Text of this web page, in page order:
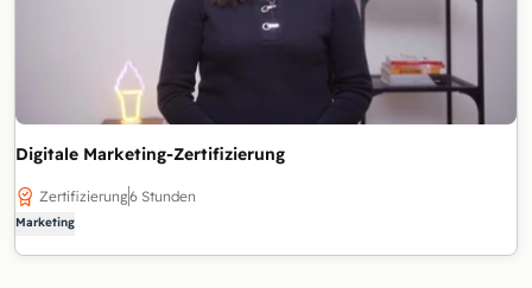
Digitale Marketing-Zertifizierung
Zertifizierung6 Stunden
Marketing